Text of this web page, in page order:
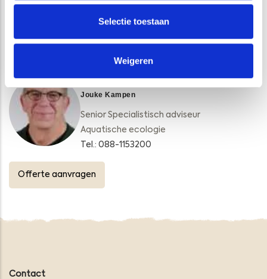
Selectie toestaan
Weigeren
Jouke Kampen
Senior Specialistisch adviseur
Aquatische ecologie
Tel.: 088-1153200
Offerte aanvragen
Contact